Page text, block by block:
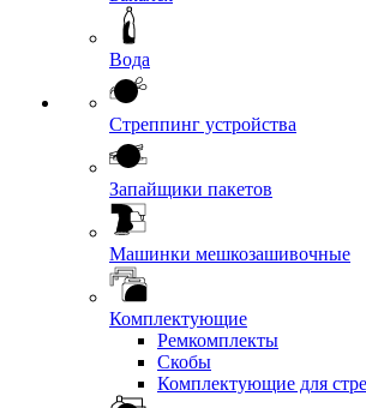
Вода
Стреппинг устройства
Запайщики пакетов
Машинки мешкозашивочные
Комплектующие
Ремкомплекты
Скобы
Комплектующие для